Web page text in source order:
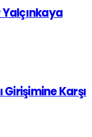
Karşı